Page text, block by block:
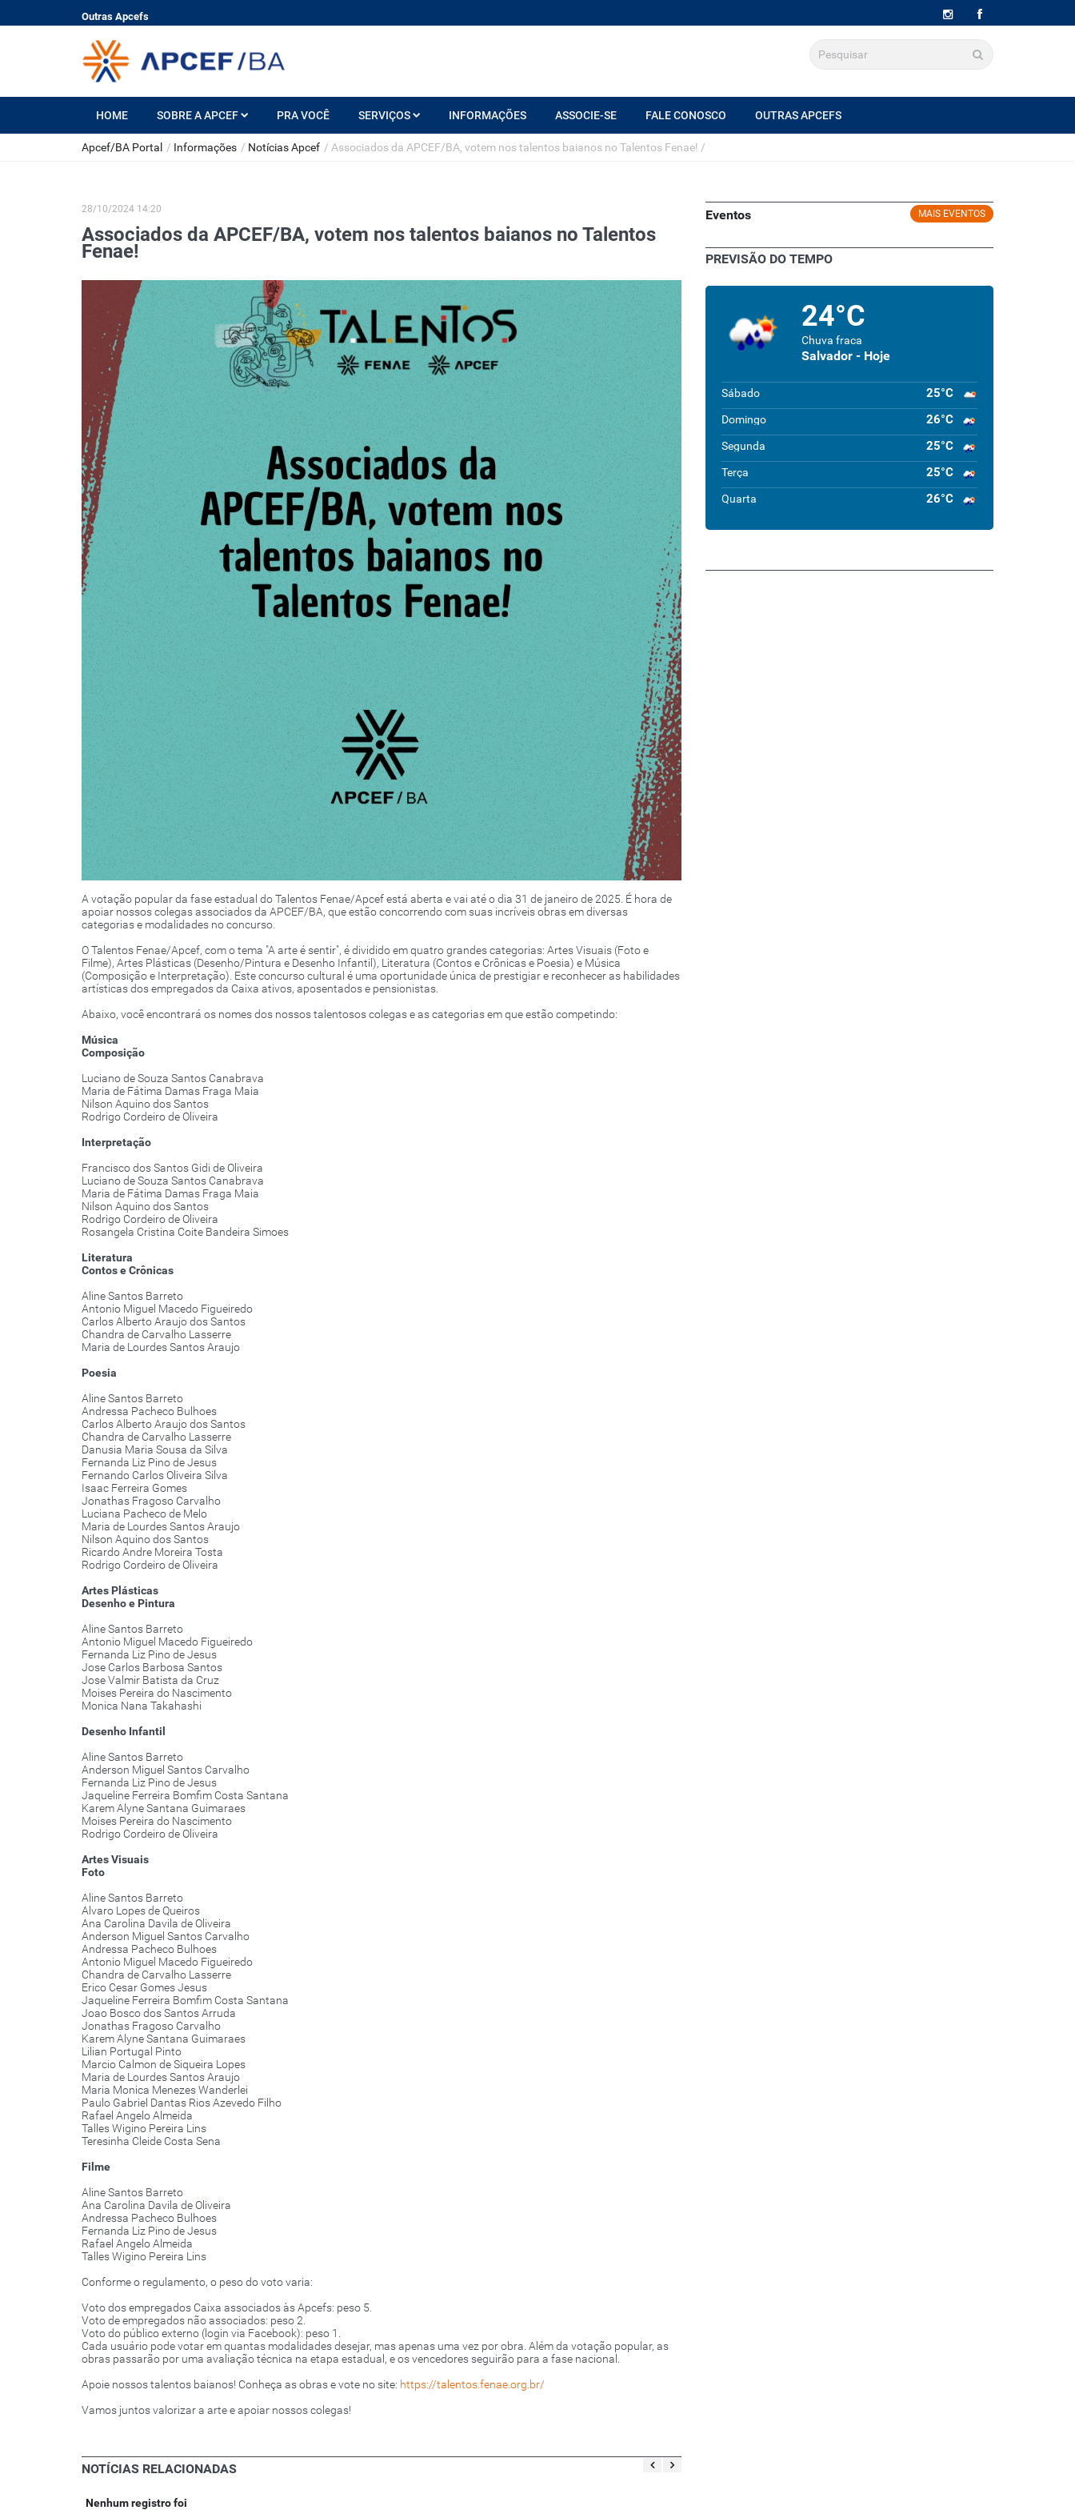
Outras Apcefs
HOME SOBRE A APCEF PRA VOCÊ SERVIÇOS INFORMAÇÕES ASSOCIE-SE FALE CONOSCO OUTRAS APCEFS
Apcef/BA Portal / Informações / Notícias Apcef / Associados da APCEF/BA, votem nos talentos baianos no Talentos Fenae! /
28/10/2024 14:20
Associados da APCEF/BA, votem nos talentos baianos no Talentos
Fenae!
A votação popular da fase estadual do Talentos Fenae/Apcef está aberta e vai até o dia 31 de janeiro de 2025. É hora de
apoiar nossos colegas associados da APCEF/BA, que estão concorrendo com suas incríveis obras em diversas
categorias e modalidades no concurso.
O Talentos Fenae/Apcef, com o tema "A arte é sentir", é dividido em quatro grandes categorias: Artes Visuais (Foto e
Filme), Artes Plásticas (Desenho/Pintura e Desenho Infantil), Literatura (Contos e Crônicas e Poesia) e Música
(Composição e Interpretação). Este concurso cultural é uma oportunidade única de prestigiar e reconhecer as habilidades
artísticas dos empregados da Caixa ativos, aposentados e pensionistas.
Abaixo, você encontrará os nomes dos nossos talentosos colegas e as categorias em que estão competindo:
Música
Composição
Luciano de Souza Santos Canabrava
Maria de Fátima Damas Fraga Maia
Nilson Aquino dos Santos
Rodrigo Cordeiro de Oliveira
Interpretação
Francisco dos Santos Gidi de Oliveira
Luciano de Souza Santos Canabrava
Maria de Fátima Damas Fraga Maia
Nilson Aquino dos Santos
Rodrigo Cordeiro de Oliveira
Rosangela Cristina Coite Bandeira Simoes
Literatura
Contos e Crônicas
Aline Santos Barreto
Antonio Miguel Macedo Figueiredo
Carlos Alberto Araujo dos Santos
Chandra de Carvalho Lasserre
Maria de Lourdes Santos Araujo
Poesia
Aline Santos Barreto
Andressa Pacheco Bulhoes
Carlos Alberto Araujo dos Santos
Chandra de Carvalho Lasserre
Danusia Maria Sousa da Silva
Fernanda Liz Pino de Jesus
Fernando Carlos Oliveira Silva
Isaac Ferreira Gomes
Jonathas Fragoso Carvalho
Luciana Pacheco de Melo
Maria de Lourdes Santos Araujo
Nilson Aquino dos Santos
Ricardo Andre Moreira Tosta
Rodrigo Cordeiro de Oliveira
Artes Plásticas
Desenho e Pintura
Aline Santos Barreto
Antonio Miguel Macedo Figueiredo
Fernanda Liz Pino de Jesus
Jose Carlos Barbosa Santos
Jose Valmir Batista da Cruz
Moises Pereira do Nascimento
Monica Nana Takahashi
Desenho Infantil
Aline Santos Barreto
Anderson Miguel Santos Carvalho
Fernanda Liz Pino de Jesus
Jaqueline Ferreira Bomfim Costa Santana
Karem Alyne Santana Guimaraes
Moises Pereira do Nascimento
Rodrigo Cordeiro de Oliveira
Artes Visuais
Foto
Aline Santos Barreto
Alvaro Lopes de Queiros
Ana Carolina Davila de Oliveira
Anderson Miguel Santos Carvalho
Andressa Pacheco Bulhoes
Antonio Miguel Macedo Figueiredo
Chandra de Carvalho Lasserre
Erico Cesar Gomes Jesus
Jaqueline Ferreira Bomfim Costa Santana
Joao Bosco dos Santos Arruda
Jonathas Fragoso Carvalho
Karem Alyne Santana Guimaraes
Lilian Portugal Pinto
Marcio Calmon de Siqueira Lopes
Maria de Lourdes Santos Araujo
Maria Monica Menezes Wanderlei
Paulo Gabriel Dantas Rios Azevedo Filho
Rafael Angelo Almeida
Talles Wigino Pereira Lins
Teresinha Cleide Costa Sena
Filme
Aline Santos Barreto
Ana Carolina Davila de Oliveira
Andressa Pacheco Bulhoes
Fernanda Liz Pino de Jesus
Rafael Angelo Almeida
Talles Wigino Pereira Lins
Conforme o regulamento, o peso do voto varia:
Voto dos empregados Caixa associados às Apcefs: peso 5.
Voto de empregados não associados: peso 2.
Voto do público externo (login via Facebook): peso 1.
Cada usuário pode votar em quantas modalidades desejar, mas apenas uma vez por obra. Além da votação popular, as
obras passarão por uma avaliação técnica na etapa estadual, e os vencedores seguirão para a fase nacional.
Apoie nossos talentos baianos! Conheça as obras e vote no site: https://talentos.fenae.org.br/
Vamos juntos valorizar a arte e apoiar nossos colegas!
NOTÍCIAS RELACIONADAS
Nenhum registro foi
MAIS EVENTOS
Eventos
PREVISÃO DO TEMPO
24°C
Chuva fraca
Salvador - Hoje
Sábado 25°C
Domingo 26°C
Segunda 25°C
Terça 25°C
Quarta 26°C